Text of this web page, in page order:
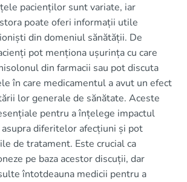
pacienților sunt variate, iar
poate oferi informații utile
din domeniul sănătății. De
pot menționa ușurința cu care
din farmacii sau pot discuta
în care medicamentul a avut un efect
lor generale de sănătate. Aceste
pentru a înțelege impactul
diferitelor afecțiuni și pot
de tratament. Este crucial ca
pe baza acestor discuții, dar
întotdeauna medicii pentru a